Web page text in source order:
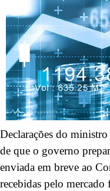
Declarações do
de que o governo
enviada em breve ao
recebidas pelo